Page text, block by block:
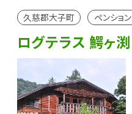
久慈郡大子町 ペンション
ログテラス 鰐ヶ渕